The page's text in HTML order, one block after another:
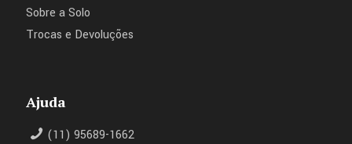
Sobre a Solo
Trocas e Devoluções
Ajuda
(11) 95689-1662